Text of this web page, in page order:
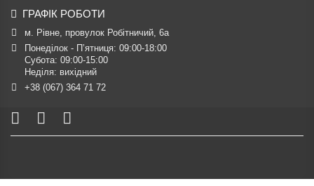
ГРАФІК РОБОТИ
м. Рівне, провулок Робітничий, 6а
Понеділок - П’ятниця: 09:00-18:00
Субота: 09:00-15:00
Неділя: вихідний
+38 (067) 364 71 72